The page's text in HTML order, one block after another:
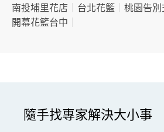
南投埔里花店
台北花籃 桃園告
開幕花籃台中
隨手找專家解決大小事